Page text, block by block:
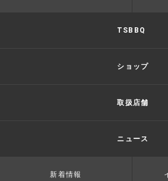
TSBBQ
ショップ
取扱店舗
ニュース
新着情報